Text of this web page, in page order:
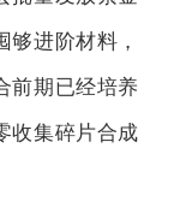
进阶材料，
前期已经培养
收集碎片合成